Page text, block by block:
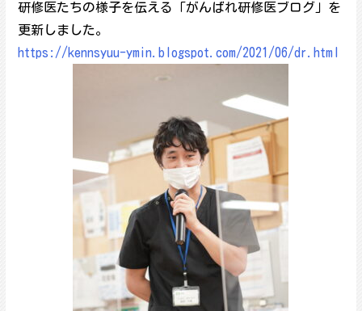
研修医たちの様子を伝える「がんばれ研修医ブログ」を
更新しました。
https://kennsyuu-ymin.blogspot.com/2021/06/dr.html